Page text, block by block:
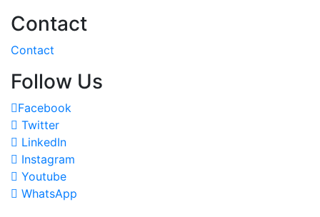
Contact
Contact
Follow Us
Facebook
Twitter
LinkedIn
Instagram
Youtube
WhatsApp